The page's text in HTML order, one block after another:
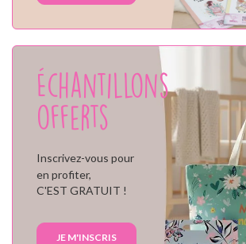
Échantillons
offerts
Inscrivez-vous pour
en profiter,
C'EST GRATUIT !
JE M'INSCRIS